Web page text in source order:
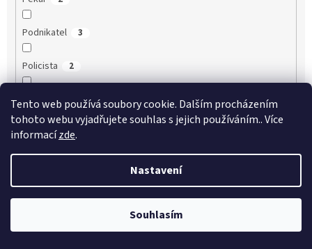
Tento web používá soubory cookie. Dalším procházením
tohoto webu vyjadřujete souhlas s jejich používáním.. Více
informacízde.
Nastavení
Souhlasím
Podnikatel 3
Policista 2
Porodní asistentka 2
Právník 3
Ředitel 9
Řezník 1